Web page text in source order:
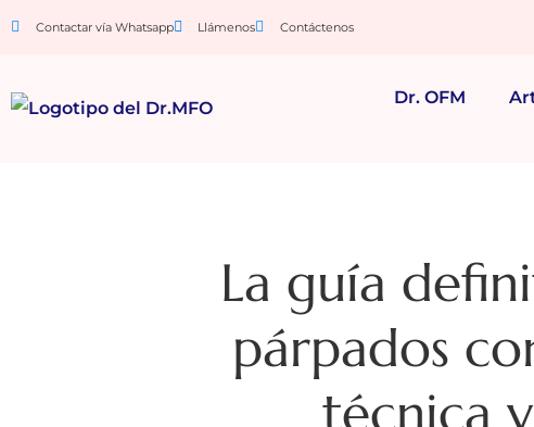
Contactar vía Whatsapp Llámenos Contáctenos
Dr. OFM
La guía
párpados
técnica